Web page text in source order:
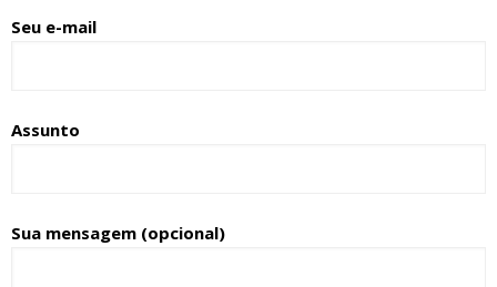
Seu e-mail
Assunto
Sua mensagem (opcional)